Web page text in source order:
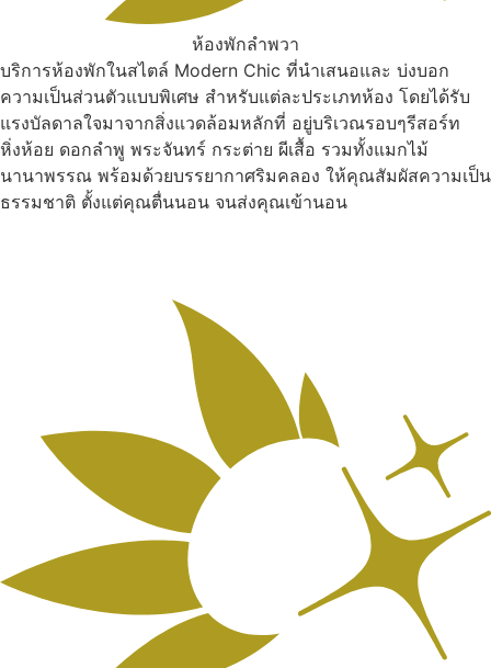
ห้องพักลำพวา
บริการห้องพักในสไตล์ Modern Chic ที่นำเสนอและ บ่งบอก
ความเป็นส่วนตัวแบบพิเศษ สำหรับแต่ละประเภทห้อง โดยได้รับ
แรงบัลดาลใจมาจากสิ่งแวดล้อมหลักที่ อยู่บริเวณรอบๆรีสอร์ท
หิ่งห้อย ดอกลำพู พระจันทร์ กระต่าย ผีเสื้อ รวมทั้งแมกไม้
นานาพรรณ พร้อมด้วยบรรยากาศริมคลอง ให้คุณสัมผัสความเป็น
ธรรมชาติ ตั้งแต่คุณตื่นนอน จนส่งคุณเข้านอน